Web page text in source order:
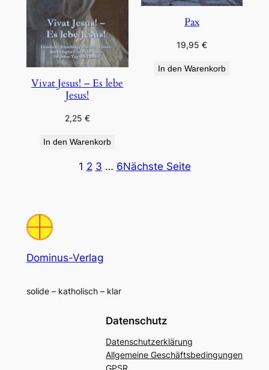
Vivat Jesus! – Es lebe
Jesus!
2,25 €
In den Warenkorb
Pax
19,95 €
In den Warenkorb
1 2 3 … 6Nächste Seite
Dominus-Verlag
solide – katholisch – klar
Datenschutz
Datenschutzerklärung
Allgemeine Geschäftsbedingungen
GPSR